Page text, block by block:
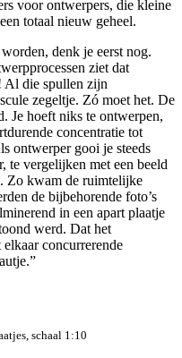
voor ontwerpers, die kleine
totaal nieuw geheel.
denk je eerst nog.
ziet dat
Al die spullen zijn
zegeltje. Zó moet het. De
Je hoeft niks te ontwerpen,
concentratie tot
ontwerper gooi je steeds
te vergelijken met een beeld
Zo kwam de ruimtelijke
de bijbehorende foto’s
in een apart plaatje
werd. Dat het
concurrerende
schaal 1:10